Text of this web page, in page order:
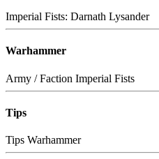
Imperial Fists: Darnath Lysander
Warhammer
Army / Faction Imperial Fists
Tips
Tips Warhammer